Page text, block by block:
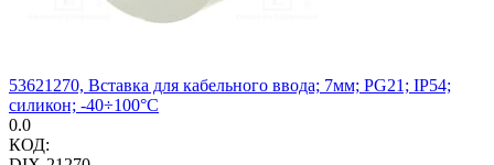
53621270, Вставка для кабельного ввода; 7мм; PG21; IP54;
силикон; -40÷100°C
0.0
КОД: